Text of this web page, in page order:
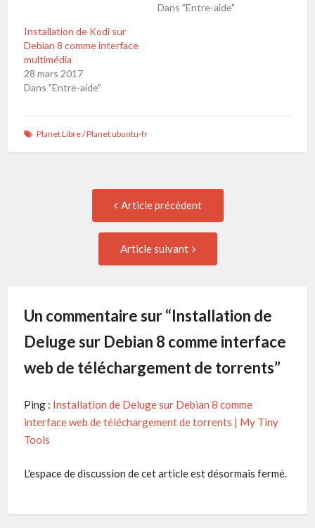
Dans "Entre-aide"
Installation de Kodi sur
Debian 8 comme interface
multimédia
28 mars 2017
Dans "Entre-aide"
Planet Libre/Planet ubuntu-fr
Navigation Article précédent
Article suivant
Un commentaire sur “Installation de
Deluge sur Debian 8 comme interface
web de téléchargement de torrents”
Ping : Installation de Deluge sur Debian 8 comme
interface web de téléchargement de torrents | My Tiny
Tools
L'espace de discussion de cet article est désormais fermé.